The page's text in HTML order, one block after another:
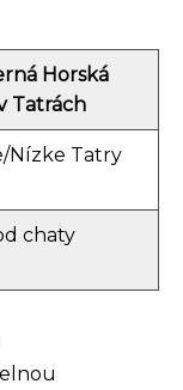
Horská
Tatrách
Nízke Tatry
chaty